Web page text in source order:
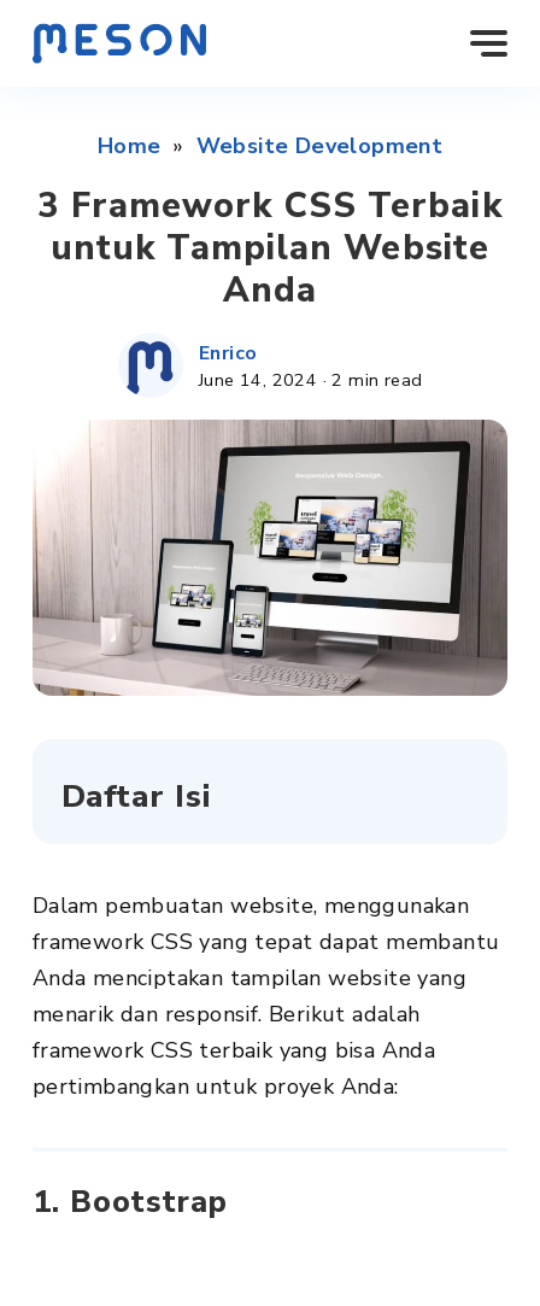
Home » Website Development
3 Framework CSS Terbaik
untuk Tampilan Website
Anda
Enrico
June 14, 2024 · 2 min read
Daftar Isi
Dalam pembuatan website, menggunakan
framework CSS yang tepat dapat membantu
Anda menciptakan tampilan website yang
menarik dan responsif. Berikut adalah
framework CSS terbaik yang bisa Anda
pertimbangkan untuk proyek Anda:
1. Bootstrap